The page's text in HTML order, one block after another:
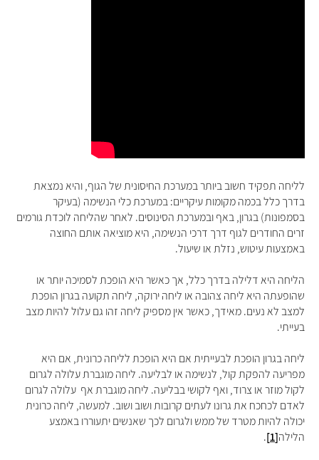
לליחה תפקיד חשוב ביותר במערכת החיסונית של הגוף, והיא נמצאת
בדרך כלל בכמה מקומות עיקריים: במערכת כלי הנשימה (בעיקר
בסמפונות) בגרון, באף ובמערכת הסינוסים. לאחר שהליחה לוכדת גורמים
זרים החודרים לגוף דרך דרכי הנשימה, היא מוציאה אותם החוצה
באמצעות עיטוש, נזלת או שיעול.
הליחה היא דלילה בדרך כלל, אך כאשר היא הופכת לסמיכה יותר או
שהופעתה היא ליחה צהובה או ליחה ירוקה, ליחה תקועה בגרון הופכת
למצב לא נעים. מאידך, כאשר אין מספיק ליחה זהו גם עלול להיות מצב
בעייתי.
ליחה בגרון הופכת לבעייתית אם היא הופכת לליחה כרונית, אם היא
מפריעה להפקת קול, לנשימה או לבליעה. ליחה מוגברת עלולה לגרום
לקול מוזר או צרוד, ואף לקושי בבליעה. ליחה מוגברת אף עלולה לגרום
לאדם לכחכח את גרונו לעתים קרובות ושוב ושוב. למעשה, ליחה כרונית
יכולה להיות מטרד של ממש ולגרום לכך שאנשים יתעוררו באמצע
הלילה[1]
.